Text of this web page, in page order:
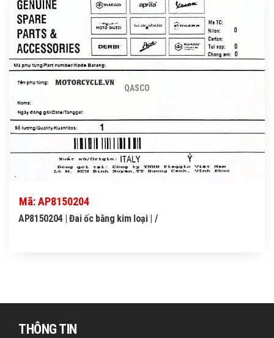
QASCO
Mã: AP8150204
AP8150204 | Đai ốc bằng kim loại | /
THÔNG TIN